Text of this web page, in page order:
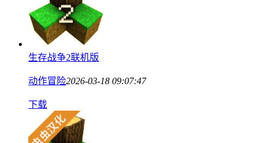
生存战争2联机版
动作冒险2026-03-18 09:07:47
下载